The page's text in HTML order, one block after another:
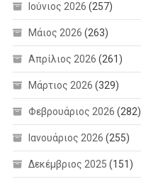
Ιούνιος 2026 (257)
Μάιος 2026 (263)
Απρίλιος 2026 (261)
Μάρτιος 2026 (329)
Φεβρουάριος 2026 (282)
Ιανουάριος 2026 (255)
Δεκέμβριος 2025 (151)